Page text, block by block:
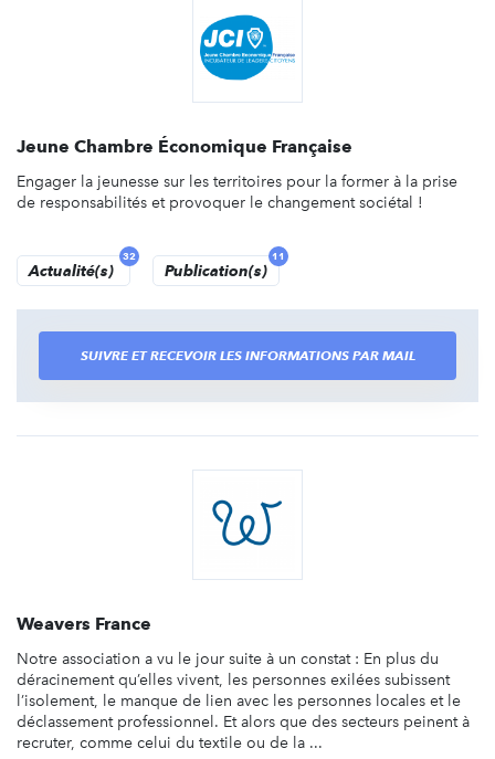
Jeune Chambre Économique Française
Engager la jeunesse sur les territoires pour la former à la prise
de responsabilités et provoquer le changement sociétal !
Actualité(s)
32
Publication(s)
11
SUIVRE ET RECEVOIR LES INFORMATIONS PAR MAIL
Weavers France
Notre association a vu le jour suite à un constat : En plus du
déracinement qu’elles vivent, les personnes exilées subissent
l’isolement, le manque de lien avec les personnes locales et le
déclassement professionnel. Et alors que des secteurs peinent à
recruter, comme celui du textile ou de la ...